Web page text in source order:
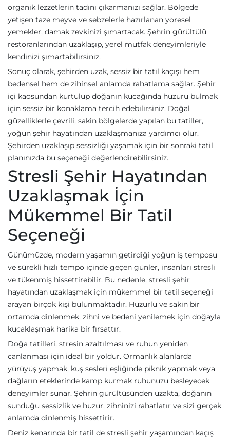
organik lezzetlerin tadını çıkarmanızı sağlar. Bölgede
yetişen taze meyve ve sebzelerle hazırlanan yöresel
yemekler, damak zevkinizi şımartacak. Şehrin gürültülü
restoranlarından uzaklaşıp, yerel mutfak deneyimleriyle
kendinizi şımartabilirsiniz.
Sonuç olarak, şehirden uzak, sessiz bir tatil kaçışı hem
bedensel hem de zihinsel anlamda rahatlama sağlar. Şehir
içi kaosundan kurtulup doğanın kucağında huzuru bulmak
için sessiz bir konaklama tercih edebilirsiniz. Doğal
güzelliklerle çevrili, sakin bölgelerde yapılan bu tatiller,
yoğun şehir hayatından uzaklaşmanıza yardımcı olur.
Şehirden uzaklaşıp sessizliği yaşamak için bir sonraki tatil
planınızda bu seçeneği değerlendirebilirsiniz.
Stresli Şehir Hayatından
Uzaklaşmak İçin
Mükemmel Bir Tatil
Seçeneği
Günümüzde, modern yaşamın getirdiği yoğun iş temposu
ve sürekli hızlı tempo içinde geçen günler, insanları stresli
ve tükenmiş hissettirebilir. Bu nedenle, stresli şehir
hayatından uzaklaşmak için mükemmel bir tatil seçeneği
arayan birçok kişi bulunmaktadır. Huzurlu ve sakin bir
ortamda dinlenmek, zihni ve bedeni yenilemek için doğayla
kucaklaşmak harika bir fırsattır.
Doğa tatilleri, stresin azaltılması ve ruhun yeniden
canlanması için ideal bir yoldur. Ormanlık alanlarda
yürüyüş yapmak, kuş sesleri eşliğinde piknik yapmak veya
dağların eteklerinde kamp kurmak ruhunuzu besleyecek
deneyimler sunar. Şehrin gürültüsünden uzakta, doğanın
sunduğu sessizlik ve huzur, zihninizi rahatlatır ve sizi gerçek
anlamda dinlenmiş hissettirir.
Deniz kenarında bir tatil de stresli şehir yaşamından kaçış